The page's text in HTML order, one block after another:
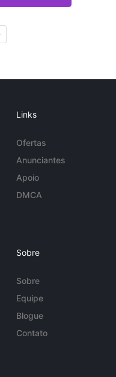
Links
Ofertas
Anunciantes
Apoio
DMCA
Sobre
Sobre
Equipe
Blogue
Contato